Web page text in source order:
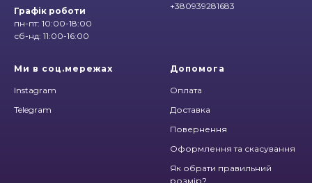
Графік роботи
пн-пт: 10:00-18:00
сб-нд: 11:00-16:00
+380939281683
Ми в соц.мережах
Instagram
Telegram
Допомога
Оплата
Доставка
Повернення
Оформлення та скасування
Як обрати правильний
розмір?